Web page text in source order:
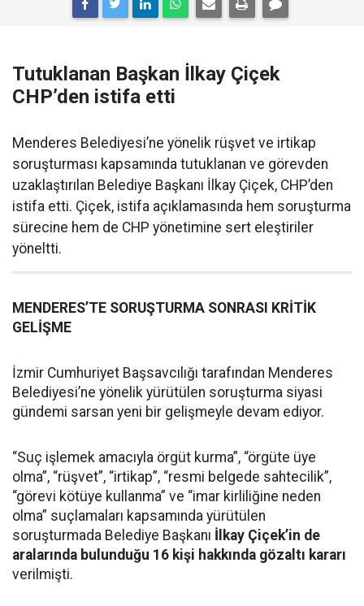
Tutuklanan Başkan İlkay Çiçek
CHP’den istifa etti
Menderes Belediyesi’ne yönelik rüşvet ve irtikap
soruşturması kapsamında tutuklanan ve görevden
uzaklaştırılan Belediye Başkanı İlkay Çiçek, CHP’den
istifa etti. Çiçek, istifa açıklamasında hem soruşturma
sürecine hem de CHP yönetimine sert eleştiriler
yöneltti.
MENDERES’TE SORUŞTURMA SONRASI KRİTİK
GELİŞME
İzmir Cumhuriyet Başsavcılığı tarafından Menderes
Belediyesi’ne yönelik yürütülen soruşturma siyasi
gündemi sarsan yeni bir gelişmeyle devam ediyor.
“Suç işlemek amacıyla örgüt kurma”, “örgüte üye
olma”, “rüşvet”, “irtikap”, “resmi belgede sahtecilik”,
“görevi kötüye kullanma” ve “imar kirliliğine neden
olma” suçlamaları kapsamında yürütülen
soruşturmada Belediye Başkanı İlkay Çiçek’in de
aralarında bulunduğu 16 kişi hakkında gözaltı kararı
verilmişti.